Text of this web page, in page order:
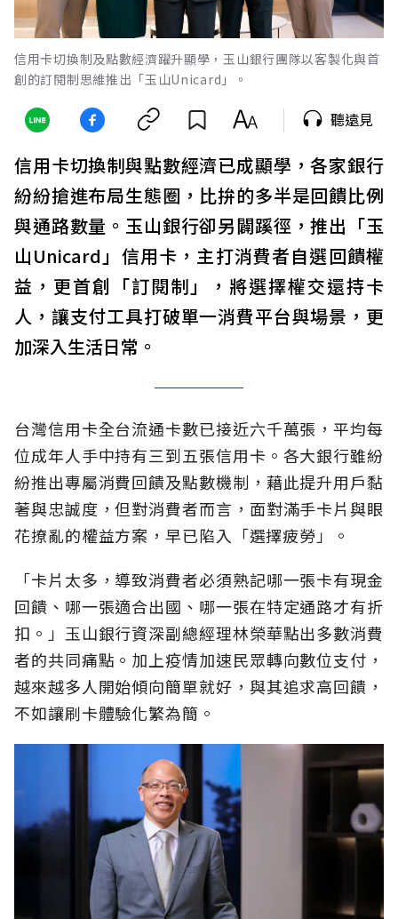
信用卡切換制及點數經濟躍升顯學，玉山銀行團隊以客製化與首
創的訂閱制思維推出「玉山Unicard」。
聽遠見
信用卡切換制與點數經濟已成顯學，各家銀行
紛紛搶進布局生態圈，比拚的多半是回饋比例
與通路數量。玉山銀行卻另闢蹊徑，推出「玉
山Unicard」信用卡，主打消費者自選回饋權
益，更首創「訂閱制」，將選擇權交還持卡
人，讓支付工具打破單一消費平台與場景，更
加深入生活日常。
台灣信用卡全台流通卡數已接近六千萬張，平均每
位成年人手中持有三到五張信用卡。各大銀行雖紛
紛推出專屬消費回饋及點數機制，藉此提升用戶黏
著與忠誠度，但對消費者而言，面對滿手卡片與眼
花撩亂的權益方案，早已陷入「選擇疲勞」。
「卡片太多，導致消費者必須熟記哪一張卡有現金
回饋、哪一張適合出國、哪一張在特定通路才有折
扣。」玉山銀行資深副總經理林榮華點出多數消費
者的共同痛點。加上疫情加速民眾轉向數位支付，
越來越多人開始傾向簡單就好，與其追求高回饋，
不如讓刷卡體驗化繁為簡。